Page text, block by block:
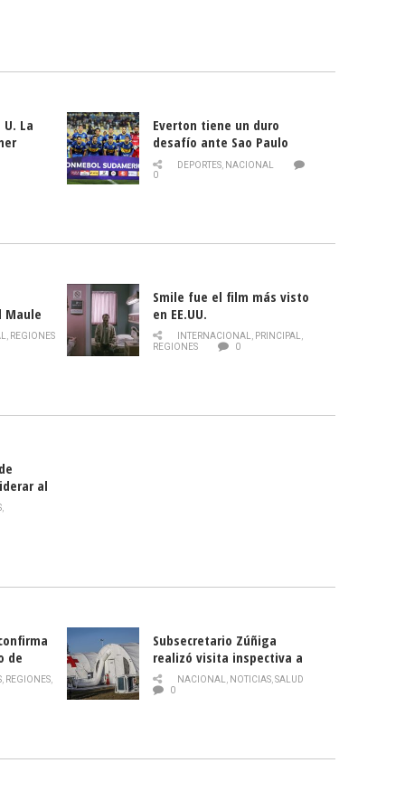
La
Everton tiene un duro
desafío ante Sao Paulo
DEPORTES, NACIONAL
0
Maule
de la
, REGIONES
Smile fue el film más visto
en EE.UU.
INTERNACIONAL, PRINCIPAL,
REGIONES
0
al
,
de
, REGIONES,
Subsecretario Zúñiga
realizó visita inspectiva a
Hospital Modular Sótero del
Río
NACIONAL, NOTICIAS,SALUD
0